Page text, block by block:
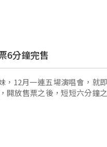
6分鐘完售
，12月一連五場演唱會，就即
放售票之後，短短六分鐘之